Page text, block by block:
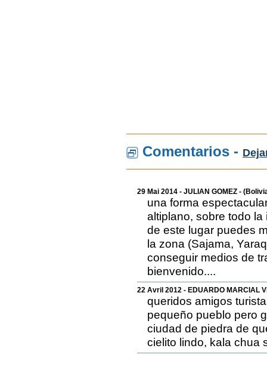
Comentarios -
29 Mai 2014 - JULIAN GOMEZ -
una forma
altiplano, sobre todo
de este lugar puedes
la zona (Sajama,
conseguir medios de
bienvenido....
22 Avril 2012 - EDUARDO MARCIAL
queridos amigos
pequeño pueblo pero
ciudad de piedra de
cielito lindo, kala chua